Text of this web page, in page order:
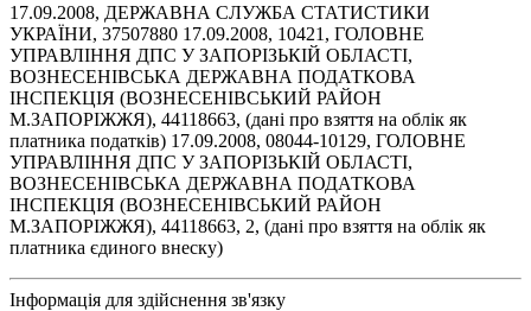
17.09.2008, ДЕРЖАВНА СЛУЖБА СТАТИСТИКИ
УКРАЇНИ, 37507880 17.09.2008, 10421, ГОЛОВНЕ
УПРАВЛІННЯ ДПС У ЗАПОРІЗЬКІЙ ОБЛАСТІ,
ВОЗНЕСЕНІВСЬКА ДЕРЖАВНА ПОДАТКОВА
ІНСПЕКЦІЯ (ВОЗНЕСЕНІВСЬКИЙ РАЙОН
М.ЗАПОРІЖЖЯ), 44118663, (дані про взяття на облік як
платника податків) 17.09.2008, 08044-10129, ГОЛОВНЕ
УПРАВЛІННЯ ДПС У ЗАПОРІЗЬКІЙ ОБЛАСТІ,
ВОЗНЕСЕНІВСЬКА ДЕРЖАВНА ПОДАТКОВА
ІНСПЕКЦІЯ (ВОЗНЕСЕНІВСЬКИЙ РАЙОН
М.ЗАПОРІЖЖЯ), 44118663, 2, (дані про взяття на облік як
платника єдиного внеску)
Інформація для здійснення зв'язку